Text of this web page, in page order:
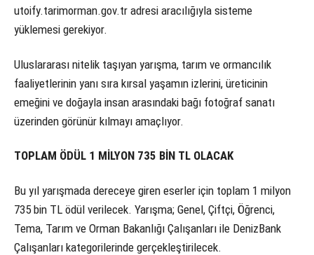
utoify.tarimorman.gov.tr adresi aracılığıyla sisteme
yüklemesi gerekiyor.
Uluslararası nitelik taşıyan yarışma, tarım ve ormancılık
faaliyetlerinin yanı sıra kırsal yaşamın izlerini, üreticinin
emeğini ve doğayla insan arasındaki bağı fotoğraf sanatı
üzerinden görünür kılmayı amaçlıyor.
TOPLAM ÖDÜL 1 MİLYON 735 BİN TL OLACAK
Bu yıl yarışmada dereceye giren eserler için toplam 1 milyon
735 bin TL ödül verilecek. Yarışma; Genel, Çiftçi, Öğrenci,
Tema, Tarım ve Orman Bakanlığı Çalışanları ile DenizBank
Çalışanları kategorilerinde gerçekleştirilecek.